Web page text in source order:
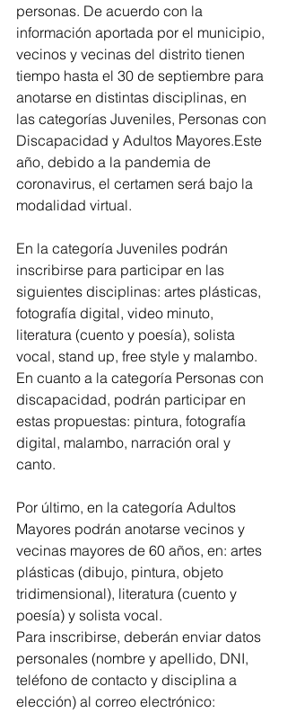
personas. De acuerdo con la
información aportada por el municipio,
vecinos y vecinas del distrito tienen
tiempo hasta el 30 de septiembre para
anotarse en distintas disciplinas, en
las categorías Juveniles, Personas con
Discapacidad y Adultos Mayores.Este
año, debido a la pandemia de
coronavirus, el certamen será bajo la
modalidad virtual.
En la categoría Juveniles podrán
inscribirse para participar en las
siguientes disciplinas: artes plásticas,
fotografía digital, video minuto,
literatura (cuento y poesía), solista
vocal, stand up, free style y malambo.
En cuanto a la categoría Personas con
discapacidad, podrán participar en
estas propuestas: pintura, fotografía
digital, malambo, narración oral y
canto.
Por último, en la categoría Adultos
Mayores podrán anotarse vecinos y
vecinas mayores de 60 años, en: artes
plásticas (dibujo, pintura, objeto
tridimensional), literatura (cuento y
poesía) y solista vocal.
Para inscribirse, deberán enviar datos
personales (nombre y apellido, DNI,
teléfono de contacto y disciplina a
elección) al correo electrónico: